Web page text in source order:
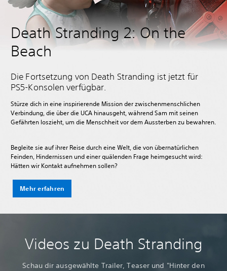
Death Stranding 2: On the
Beach
Die Fortsetzung von Death Stranding ist jetzt für
PS5-Konsolen verfügbar.
Stürze dich in eine inspirierende Mission der zwischenmenschlichen
Verbindung, die über die UCA hinausgeht, während Sam mit seinen
Gefährten loszieht, um die Menschheit vor dem Aussterben zu bewahren.
Begleite sie auf ihrer Reise durch eine Welt, die von übernatürlichen
Feinden, Hindernissen und einer quälenden Frage heimgesucht wird:
Hätten wir Kontakt aufnehmen sollen?
Mehr erfahren
Videos zu Death Stranding
Schau dir ausgewählte Trailer, Teaser und "Hinter den